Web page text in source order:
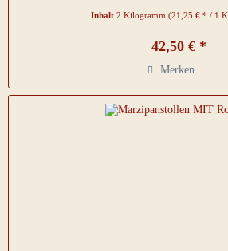
Inhalt 2 Kilogramm (21,25 € * / 1
42,50 € *
Merken